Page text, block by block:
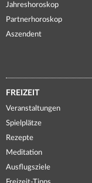
Jahreshoroskop
Partnerhoroskop
Aszendent
FREIZEIT
Veranstaltungen
Spielplätze
Rezepte
Meditation
Ausflugsziele